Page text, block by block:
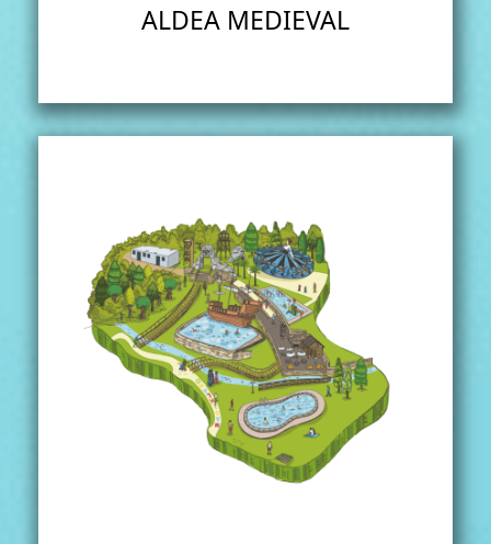
ALDEA MEDIEVAL